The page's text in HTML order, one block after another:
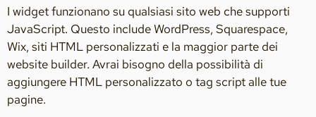
I widget funzionano su qualsiasi sito web che supporti
JavaScript. Questo include WordPress, Squarespace,
Wix, siti HTML personalizzati e la maggior parte dei
website builder. Avrai bisogno della possibilità di
aggiungere HTML personalizzato o tag script alle tue
pagine.